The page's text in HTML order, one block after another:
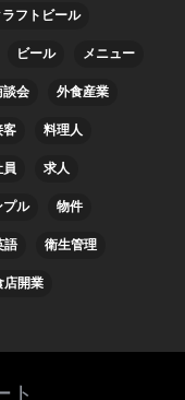
ラフトビール
ビール メニュー
談会 外食産業
客 料理人
員 求人
プル 物件
語 衛生管理
店開業
ト